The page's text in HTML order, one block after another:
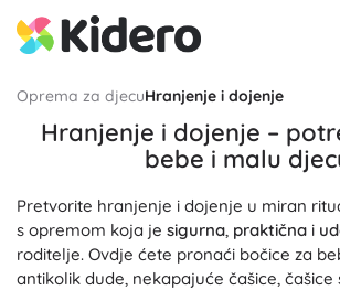
Oprema za djecuHranjenje i dojenje
Hranjenje i dojenje –
bebe i malu
Pretvorite hranjenje i dojenje u miran
s opremom koja je sigurna, praktična i
roditelje. Ovdje ćete pronaći bočice za
antikolik dude, nekapajuće čašice, čašice